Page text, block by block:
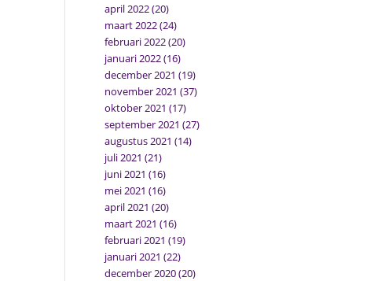
april 2022(20)
maart 2022(24)
februari 2022(20)
januari 2022(16)
december 2021 (19)
november 2021 (37)
oktober 2021 (17)
september 2021 (27)
augustus 2021 (14)
juli 2021 (21)
juni 2021 (16)
mei 2021 (16)
april 2021 (20)
maart 2021 (16)
februari 2021 (19)
januari 2021 (22)
december 2020(20)